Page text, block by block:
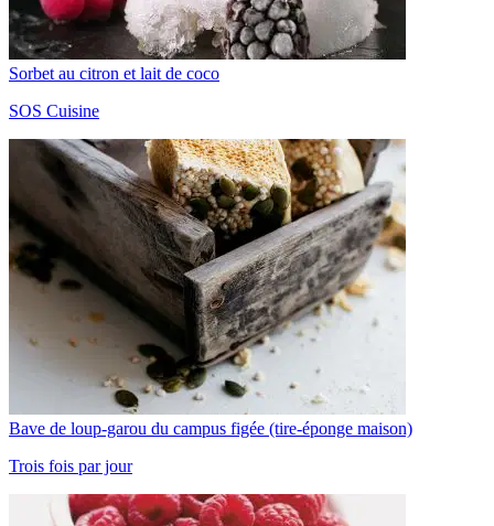
Sorbet au citron et lait de coco
SOS Cuisine
Bave de loup-garou du campus figée (tire-éponge maison)
Trois fois par jour